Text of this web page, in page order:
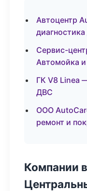
Автоцентр
Сервис-
Автомойка
ГК V8 Linea
ДВС
ООО
ремонт и
Компании